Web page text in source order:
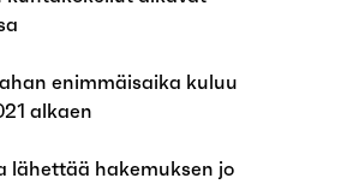
enimmäisaika kuluu
alkaen
lähettää hakemuksen jo